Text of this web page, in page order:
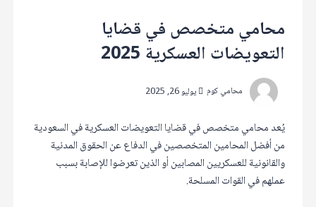
محامي متخصص في قضايا
التعويضات العسكرية 2025
محامي كوم يوليو 26, 2025
يُعد محامي متخصص في قضايا التعويضات العسكرية في السعودية
من أفضل المحامين المتخصصين في الدفاع عن الحقوق المدنية
والقانونية للعسكريين المصابين أو الذين تعرضوا للإصابة بسبب
عملهم في القوات المسلحة.